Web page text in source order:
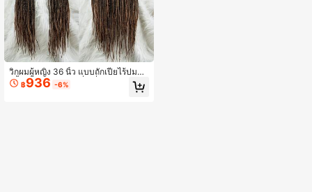
วิกผมผู้หญิง 36 นิ้ว แบบถักเปียไร้ปมสอ
งชั้นเต็มศีรษะ สไตล์สี่เหลี่ยม กล่อง ลายเ
ปียริบบิ้นเปียโน เส้นผมละเอียด ยาว ทำ
฿936 -6%